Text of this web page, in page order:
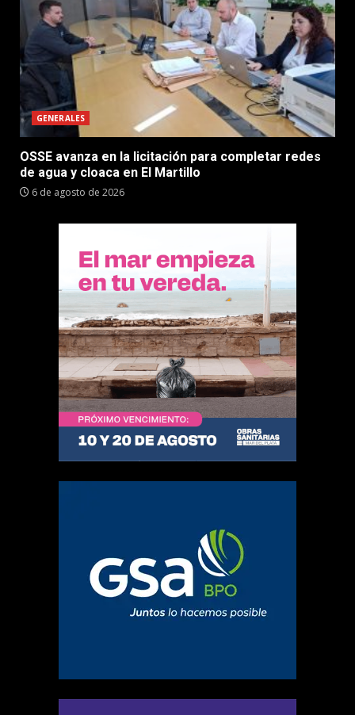
GENERALES
OSSE avanza en la licitación para completar redes
de agua y cloaca en El Martillo
6 de agosto de 2026